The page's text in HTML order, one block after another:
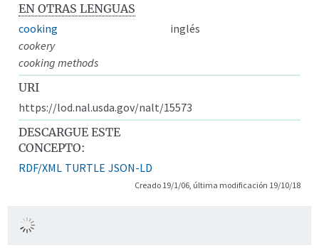
EN OTRAS LENGUAS
cooking
inglés
cookery
cooking methods
URI
https://lod.nal.usda.gov/nalt/15573
DESCARGUE ESTE
CONCEPTO:
RDF/XML TURTLE JSON-LD
Creado 19/1/06, última modificación 19/10/18